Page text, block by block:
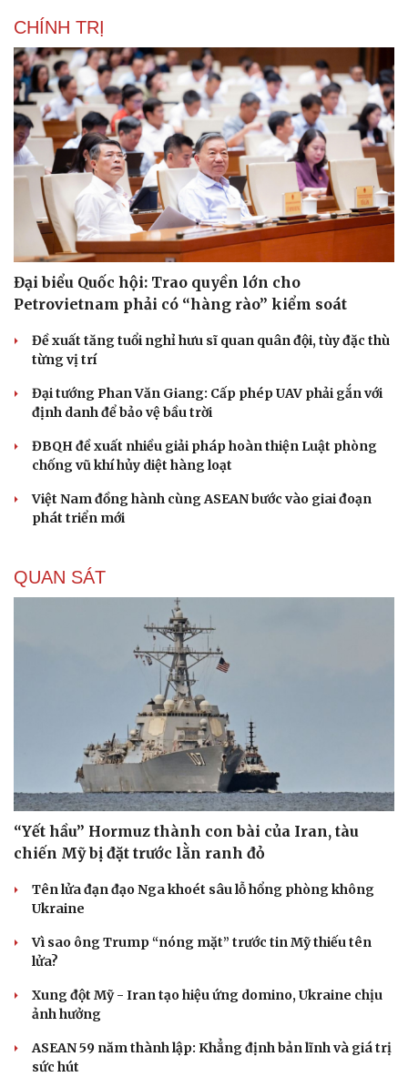
Du lịch
Tư vấn
Săn Tour
check-in
Podcast
Câu chuyện thời sự
Đọc truyện đêm khuya
Cửa sổ tình yêu
Kể chuyện cho bé
Hạt giống tâm hồn
CHÍNH TRỊ
Đại biểu Quốc hội: Trao quyền lớn cho
Petrovietnam phải có “hàng rào” kiểm soát
Đề xuất tăng tuổi nghỉ hưu sĩ quan quân đội, tùy đặc thù
từng vị trí
Đại tướng Phan Văn Giang: Cấp phép UAV phải gắn với
định danh để bảo vệ bầu trời
ĐBQH đề xuất nhiều giải pháp hoàn thiện Luật phòng
chống vũ khí hủy diệt hàng loạt
Việt Nam đồng hành cùng ASEAN bước vào giai đoạn
phát triển mới
QUAN SÁT
“Yết hầu” Hormuz thành con bài của Iran, tàu
chiến Mỹ bị đặt trước lằn ranh đỏ
Tên lửa đạn đạo Nga khoét sâu lỗ hổng phòng không
Ukraine
Vì sao ông Trump “nóng mặt” trước tin Mỹ thiếu tên
lửa?
Xung đột Mỹ - Iran tạo hiệu ứng domino, Ukraine chịu
ảnh hưởng
ASEAN 59 năm thành lập: Khẳng định bản lĩnh và giá trị
sức hút